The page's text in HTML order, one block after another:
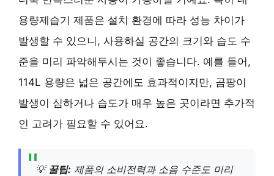
용량제습기 제품은 설치 환경에 따라 성능 차이가
발생할 수 있으니, 사용하실 공간의 크기와 습도 수
준을 미리 파악해두시는 것이 좋습니다. 예를 들어,
114L 용량은 넓은 공간에도 효과적이지만, 곰팡이
발생이 심하거나 습도가 매우 높은 곳이라면 추가적
인 고려가 필요할 수 있어요.
💡 꿀팁: 제품의 소비전력과 소음 수준도 미리